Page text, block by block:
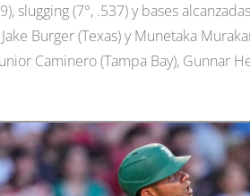
slugging (7°, .537) y bases
Burger (Texas) y Munetaka
Caminero (Tampa Bay), Gunnar